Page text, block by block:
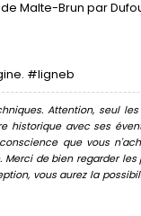
Malte-Brun par
#ligneb
Attention, seul
avec ses
que vous
de bien regarder
vous aurez la